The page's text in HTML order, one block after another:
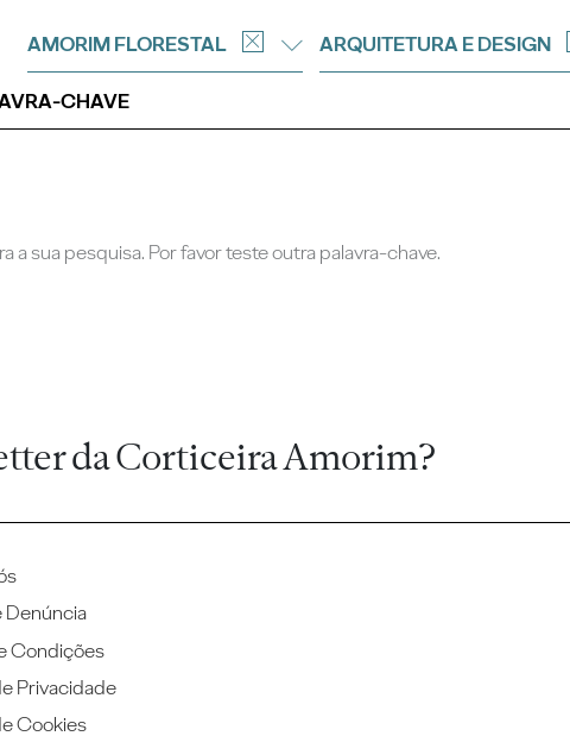
AMORIM FLORESTAL ARQUITETURA E DESIGN
sua pesquisa. Por favor teste outra palavra-chave.
da Corticeira Amorim?
Denúncia
Condições
Privacidade
Cookies